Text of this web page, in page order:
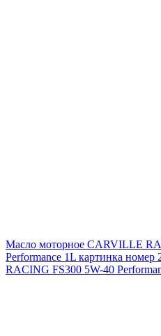
Масло моторное CARVILLE
Performance 1L картинка номер
RACING FS300 5W-40